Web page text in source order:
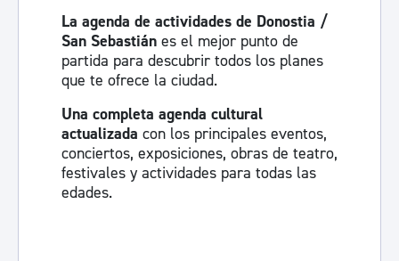
La agenda de actividades de Donostia /
San Sebastián es el mejor punto de
partida para descubrir todos los planes
que te ofrece la ciudad.
Una completa agenda cultural
actualizada con los principales eventos,
conciertos, exposiciones, obras de teatro,
festivales y actividades para todas las
edades.